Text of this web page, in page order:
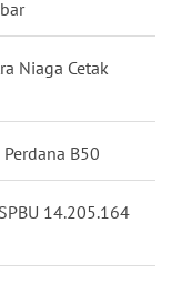
Niaga Cetak
B50
14.205.164